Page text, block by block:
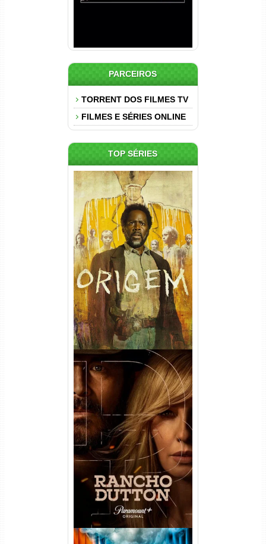
PARCEIROS
TORRENT DOS FILMES TV
FILMES E SÉRIES ONLINE
TOP SÉRIES
Origem 4ª Temporada Torrent
(2026) WEB-DL 1080p/4K
Dual Áudio
Rancho Dutton 1ª
Temporada Torrent (2026)
WEB-DL 1080p Dual Áudio